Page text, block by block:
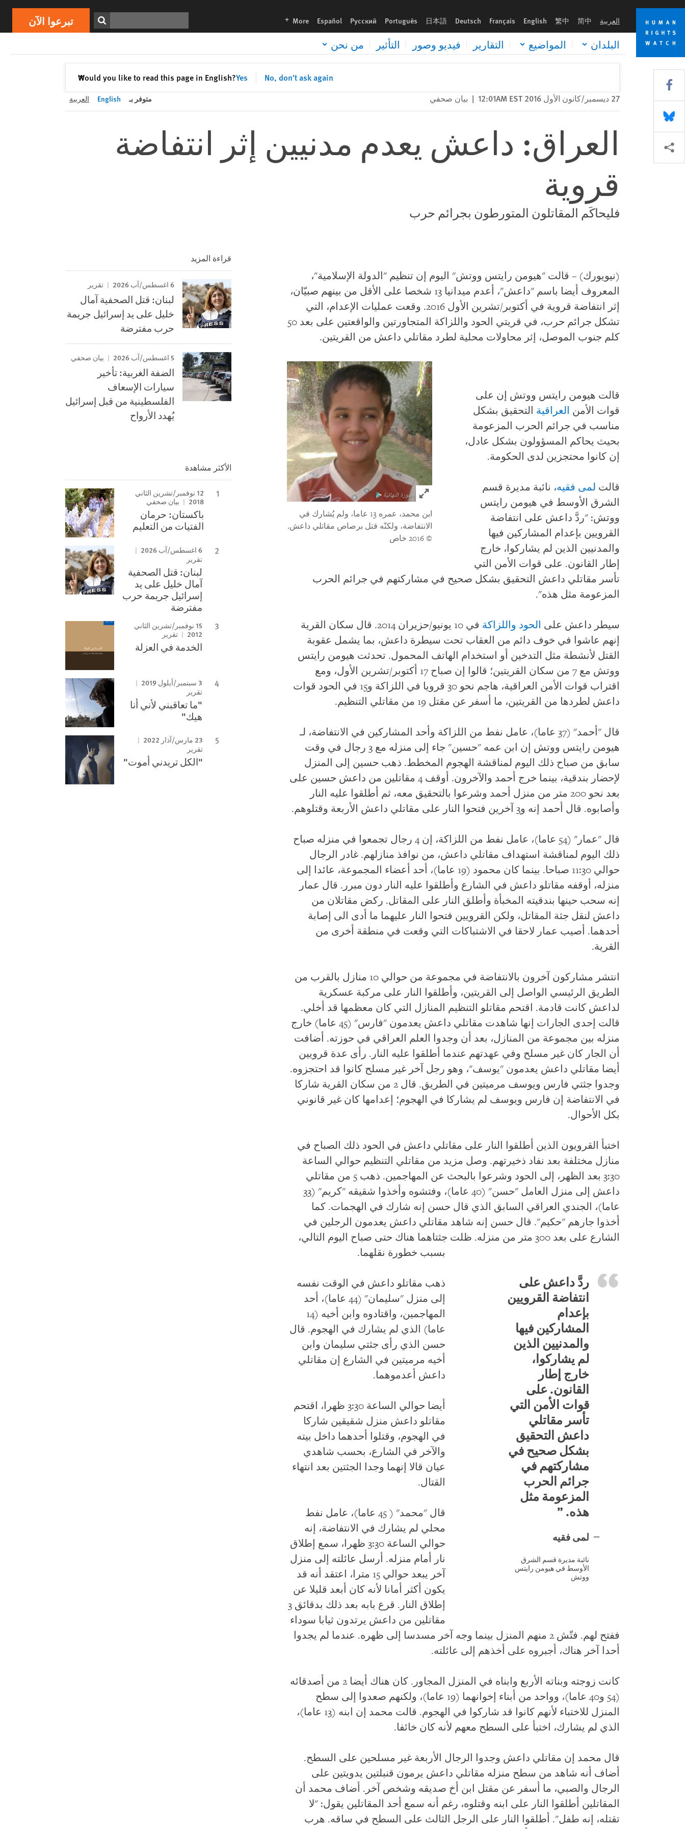
Skip
cookie
privacy
notice
Skip
main
content
العربية 简中
繁中
English
Français
Deutsch
日本語
Português
Русский
Español
More
languages تبرعوا الآن
البلدان المواضيع التقارير فيديو وصور التأثير من نحن
Would you like to read this page in English?Yes No, don't ask again
✕إغلاق
Print تبرعوا الآن
27 ديسمبر/كانون الأول 2016 12:01AM EST | بيان صحفي متوفر بـ English العربية
العراق: داعش يعدم مدنيين إثر انتفاضة
قروية
فليحاكَم المقاتلون المتورطون بجرائم حرب
(نيويورك) – قالت "هيومن رايتس ووتش" اليوم إن تنظيم "الدولة الإسلامية"،
المعروف أيضا باسم "داعش"، أعدم ميدانيا 13 شخصا على الأقل من بينهم صبيّان،
إثر انتفاضة قروية في أكتوبر/تشرين الأول 2016. وقعت عمليات الإعدام، التي
تشكل جرائم حرب، في قريتي الحود واللزاكة المتجاورتين والواقعتين على بعد 50
كلم جنوب الموصل، إثر محاولات محلية لطرد مقاتلي داعش من القريتين.
Click to expand Image
ابن محمد، عمره 13 عاما، ولم يُشارك في
الانتفاضة، ولكنّه قتل برصاص مقاتلي داعش.
© 2016 خاص
قالت هيومن رايتس ووتش إن على
قوات الأمن العراقية التحقيق بشكل
مناسب في جرائم الحرب المزعومة
بحيث يحاكم المسؤولون بشكل عادل،
إن كانوا محتجزين لدى الحكومة.
قالت لمى فقيه، نائبة مديرة قسم
الشرق الأوسط في هيومن رايتس
ووتش: "ردَّ داعش على انتفاضة
القرويين بإعدام المشاركين فيها
والمدنيين الذين لم يشاركوا، خارج
إطار القانون. على قوات الأمن التي
تأسر مقاتلي داعش التحقيق بشكل صحيح في مشاركتهم في جرائم الحرب
المزعومة مثل هذه."
سيطر داعش على الحود واللزاكة
في 10 يونيو/حزيران 2014. قال سكان القرية
إنهم عاشوا في خوف دائم من العقاب تحت سيطرة داعش، بما يشمل عقوبة
القتل لأنشطة مثل التدخين أو استخدام الهاتف المحمول. تحدثت هيومن رايتس
ووتش مع 7 من سكان القريتين؛ قالوا إن صباح 17 أكتوبر/تشرين الأول، ومع
اقتراب قوات الأمن العراقية، هاجم نحو 30 قرويا في اللزاكة و15 في الحود قوات
داعش لطردها من القريتين، ما أسفر عن مقتل 19 من مقاتلي التنظيم.
قال "أحمد" (37 عاما)، عامل نفط من اللزاكة وأحد المشاركين في الانتفاضة، لـ
هيومن رايتس ووتش إن ابن عمه "حسين" جاء إلى منزله مع 3 رجال في وقت
سابق من صباح ذلك اليوم لمناقشة الهجوم المخطط. ذهب حسين إلى المنزل
لإحضار بندقية، بينما خرج أحمد والآخرون. أوقف 4 مقاتلين من داعش حسين على
بعد نحو 200 متر من منزل أحمد وشرعوا بالتحقيق معه، ثم أطلقوا عليه النار
وأصابوه. قال أحمد إنه و3 آخرين فتحوا النار على مقاتلي داعش الأربعة وقتلوهم
.
قال "عمار" (54 عاما)، عامل نفط من اللزاكة، إن 4 رجال تجمعوا في منزله صباح
ذلك اليوم لمناقشة استهداف مقاتلي داعش، من نوافذ منازلهم. غادر الرجال
حوالي 11:30 صباحا. بينما كان محمود (19 عاما)، أحد أعضاء المجموعة، عائدا إلى
منزله، أوقفه مقاتلو داعش في الشارع وأطلقوا عليه النار دون مبرر. قال عمار
إنه سحب حينها بندقيته المخبأة وأطلق النار على المقاتل. ركض مقاتلان من
داعش لنقل جثة المقاتل، ولكن القرويين فتحوا النار عليهما ما أدى الى إصابة
أحدهما. أصيب عمار لاحقا في الاشتباكات التي وقعت في منطقة أخرى من
القرية.
انتشر مشاركون آخرون بالانتفاضة في مجموعة من حوالي 10 منازل بالقرب من
الطريق الرئيسي الواصل إلى القريتين، وأطلقوا النار على مركبة عسكرية
لداعش كانت قادمة. اقتحم مقاتلو التنظيم المنازل التي كان معظمها قد أخلي.
قالت إحدى الجارات إنها شاهدت مقاتلي داعش يعدمون "فارس" (45 عاما) خارج
منزله بين مجموعة من المنازل، بعد أن وجدوا العلم العراقي في حوزته. أضافت
أن الجار كان غير مسلح وفي عهدتهم عندما أطلقوا عليه النار. رأى عدة قرويين
أيضا مقاتلي داعش يعدمون "يوسف"، وهو رجل آخر غير مسلح كانوا قد احتجزوه.
وجدوا جثتي فارس ويوسف مرميتين في الطريق. قال 2 من سكان القرية شاركا
في الانتفاضة إن فارس ويوسف لم يشاركا في الهجوم؛ إعدامها كان غير قانوني
بكل الأحوال.
اختبأ القرويون الذين أطلقوا النار على مقاتلي داعش في الحود ذلك الصباح في
منازل مختلفة بعد نفاد ذخيرتهم. وصل مزيد من مقاتلي التنظيم حوالي الساعة
3:30 بعد الظهر، إلى الحود وشرعوا بالبحث عن المهاجمين. ذهب 5 من مقاتلي
داعش إلى منزل العامل "حسن" (40 عاما)، وفتشوه وأخذوا شقيقه "كريم" (33
عاما)، الجندي العراقي السابق الذي قال حسن إنه شارك في الهجمات. كما
أخذوا جارهم "حكيم". قال حسن إنه شاهد مقاتلي داعش يعدمون الرجلين في
الشارع على بعد 300 متر من منزله. ظلت جثتاهما هناك حتى صباح اليوم التالي،
بسبب خطورة نقلهما.
ردَّ داعش على
انتفاضة القرويين
بإعدام
المشاركين فيها
والمدنيين الذين
لم يشاركوا،
خارج إطار
القانون. على
قوات الأمن التي
تأسر مقاتلي
داعش التحقيق
بشكل صحيح في
مشاركتهم في
جرائم الحرب
المزعومة مثل
هذه.
لمى فقيه
نائبة مديرة قسم الشرق
الأوسط في هيومن رايتس
ووتش
ذهب مقاتلو داعش في الوقت نفسه
إلى منزل "سليمان" (44 عاما)، أحد
المهاجمين، واقتادوه وابن أخيه (14
عاما) الذي لم يشارك في الهجوم. قال
حسن الذي رأى جثتي سليمان وابن
أخيه مرميتين في الشارع إن مقاتلي
داعش أعدموهما.
أيضا حوالي الساعة 3:30 ظهرا، اقتحم
مقاتلو داعش منزل شقيقين شاركا
في الهجوم، وقتلوا أحدهما داخل بيته
والآخر في الشارع، بحسب شاهدي
عيان قالا إنهما وجدا الجثتين بعد انتهاء
القتال.
قال "محمد" ( 45 عاما)، عامل نفط
محلي لم يشارك في الانتفاضة، إنه
حوالي الساعة 3:30 ظهرا، سمع إطلاق
نار أمام منزله. أرسل عائلته إلى منزل
آخر يبعد حوالي 15 مترا، اعتقد أنه قد
يكون أكثر أمانا لأنه كان أبعد قليلا عن
إطلاق النار. قرع بابه بعد ذلك بدقائق 3
مقاتلين من داعش يرتدون ثيابا سوداء
ففتح لهم. فتّش 2 منهم المنزل بينما وجه آخر مسدسا إلى ظهره. عندما لم يجدوا
أحدا آخر هناك، أجبروه على أخذهم إلى عائلته.
كانت زوجته وبناته الأربع وابناه في المنزل المجاور. كان هناك أيضا 2 من أصدقائه
(54 و40 عاما)، وواحد من أبناء إخوانهما (19 عاما)، ولكنهم صعدوا إلى سطح
المنزل للاختباء لأنهم كانوا قد شاركوا في الهجوم. قالت محمد إن ابنه (13 عاما)،
الذي لم يشارك، اختبأ على السطح معهم لأنه كان خائفا.
قال محمد إن مقاتلي داعش وجدوا الرجال الأربعة غير مسلحين على السطح.
أضاف أنه شاهد من سطح منزله مقاتلي داعش يرمون قنبلتين يدويتين على
الرجال والصبي، ما أسفر عن مقتل ابن أخ صديقه وشخص آخر. أضاف محمد أن
المقاتلين أطلقوا النار على ابنه وقتلوه، رغم أنه سمع أحد المقاتلين يقول: "لا
تقتله، إنه طفل". أطلقوا النار على الرجل الثالث على السطح في ساقه. هرب
قراءة المزيد
6 اغسطس/آب 2026 تقرير
لبنان: قتل الصحفية آمال
خليل على يد إسرائيل جريمة
حرب مفترضة
5 اغسطس/آب 2026 بيان صحفي
الضفة الغربية: تأخير
سيارات الإسعاف
الفلسطينية من قبل إسرائيل
يُهدد الأرواح
الأكثر مشاهدة
12 نوفمبر/تشرين الثاني
2018
بيان صحفي
باكستان: حرمان
الفتيات من التعليم
6 اغسطس/آب 2026
تقرير
لبنان: قتل الصحفية
آمال خليل على يد
إسرائيل جريمة حرب
مفترضة
15 نوفمبر/تشرين الثاني
2012
تقرير
الخدمة في العزلة
3 سبتمبر/أيلول 2019
تقرير
"ما تعاقبني لأني أنا
هيك"
23 مارس/آذار 2022
تقرير
"الكل تريدني أموت"
Share this via Facebook
Share this via Bluesky
Share this via مشاركة